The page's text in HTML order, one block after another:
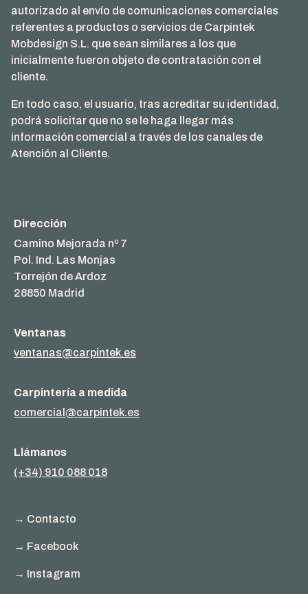
autorizado al envío de comunicaciones comerciales
referentes a productos o servicios de Carpintek
Mobdesign S.L. que sean similares a los que
inicialmente fueron objeto de contratación con el
cliente.
En todo caso, el usuario, tras acreditar su identidad,
podrá solicitar que no se le haga llegar más
información comercial a través de los canales de
Atención al Cliente.
Dirección
Camino Mejorada nº 7
Pol. Ind. Las Monjas
Torrejón de Ardoz
28850 Madrid
Ventanas
ventanas@carpintek.es
Carpintería a medida
comercial@carpintek.es
Llámanos
(+34) 910 088 018
→ Contacto
→ Facebook
→ Instagram